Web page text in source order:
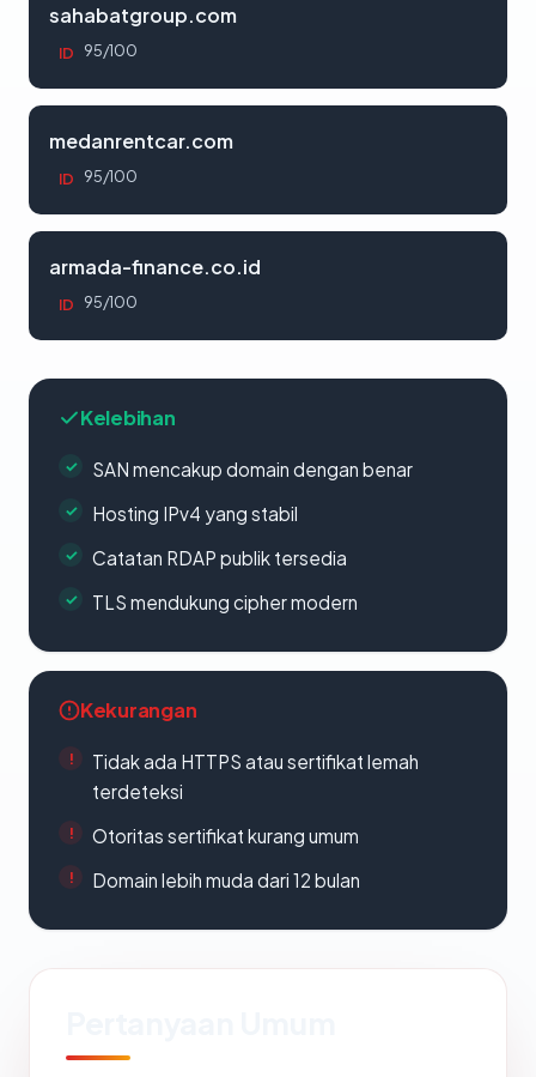
sahabatgroup.com
ID 95/100
medanrentcar.com
ID 95/100
armada-finance.co.id
ID 95/100
Kelebihan
SAN mencakup domain dengan benar
Hosting IPv4 yang stabil
Catatan RDAP publik tersedia
TLS mendukung cipher modern
Kekurangan
Tidak ada HTTPS atau sertifikat lemah
terdeteksi
Otoritas sertifikat kurang umum
Domain lebih muda dari 12 bulan